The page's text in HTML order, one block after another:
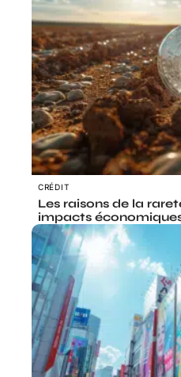
CRÉDIT
Les raisons de la
impacts